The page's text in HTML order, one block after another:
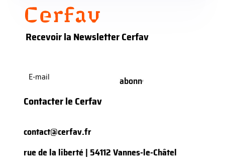
Recevoir la Newsletter Cerfav
mail(Nécessaire)
Contacter le Cerfav
contact@cerfav.fr
rue de la liberté | 54112 Vannes-le-Châtel